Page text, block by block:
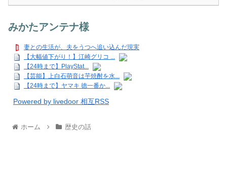
みかたアンテナ様
妻との生活が、夫をうつへ追い込んだ現実
【大幅値下がり！】江崎グリコ ...
【24時まで】PlayStat...
【芸能】上白石萌音は芋焼酎を水...
【24時まで】ヤマキ 徳一番か...
Powered by livedoor 相互RSS
ホーム 歴史の話